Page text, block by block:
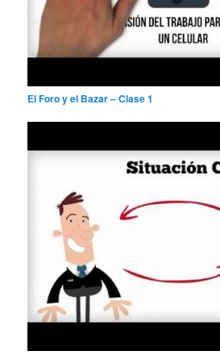
El Foro y el Bazar – Clase 1